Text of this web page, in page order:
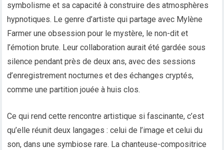
symbolisme et sa capacité à construire des atmosphères
hypnotiques. Le genre d’artiste qui partage avec Mylène
Farmer une obsession pour le mystère, le non-dit et
l’émotion brute. Leur collaboration aurait été gardée sous
silence pendant près de deux ans, avec des sessions
d’enregistrement nocturnes et des échanges cryptés,
comme une partition jouée à huis clos.
Ce qui rend cette rencontre artistique si fascinante, c’est
qu’elle réunit deux langages : celui de l’image et celui du
son, dans une symbiose rare. La chanteuse-compositrice